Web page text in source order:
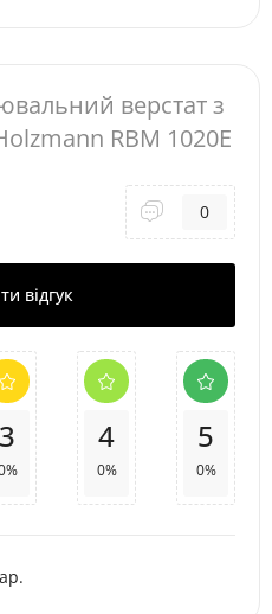
верстат з
RBM 1020E
0
відгук
3 4
0%
5
0%